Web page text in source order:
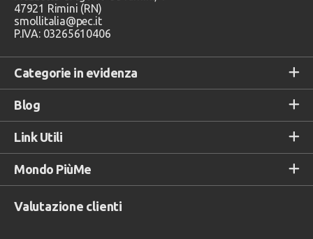
Categorie in evidenza
Blog
Link Utili
Mondo PiùMe
47921 Rimini (RN)
smollitalia@pec.it
P.IVA: 03265610406
Valutazione clienti